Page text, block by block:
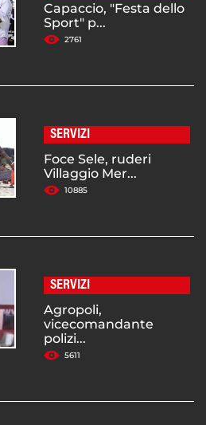
Capaccio, "Festa dello
Sport" p...
2761
SERVIZI
Foce Sele, ruderi
Villaggio Mer...
10885
SERVIZI
Agropoli,
vicecomandante
polizi...
5611